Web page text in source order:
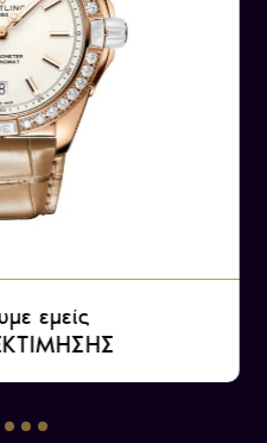
εμείς